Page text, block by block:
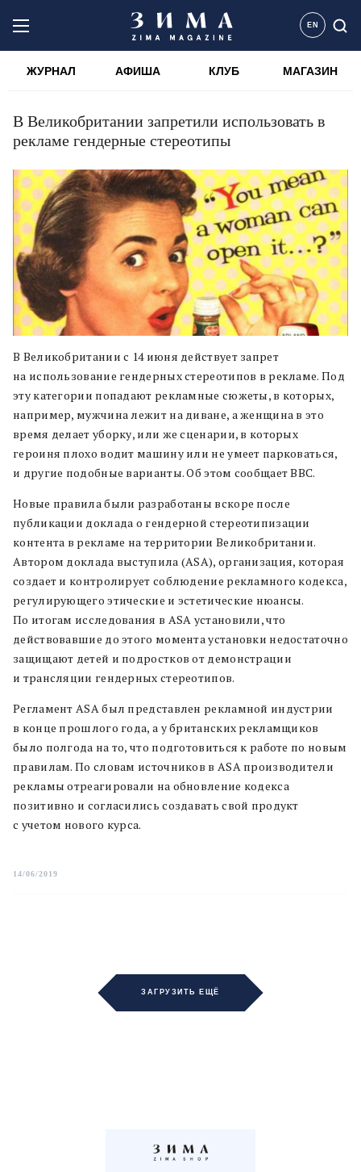
EN
ЖУРНАЛ АФИША КЛУБ МАГАЗИН
В Великобритании запретили использовать в
рекламе гендерные стереотипы
В Великобритании с 14 июня действует запрет
на использование гендерных стереотипов в рекламе. Под
эту категории попадают рекламные сюжеты, в которых,
например, мужчина лежит на диване, а женщина в это
время делает уборку, или же сценарии, в которых
героиня плохо водит машину или не умеет парковаться,
и другие подобные варианты. Об этом сообщает BBC.
Новые правила были разработаны вскоре после
публикации доклада о гендерной стереотипизации
контента в рекламе на территории Великобритании.
Автором доклада выступила (ASA), организация, которая
создает и контролирует соблюдение рекламного кодекса,
регулирующего этические и эстетические нюансы.
По итогам исследования в ASA установили, что
действовавшие до этого момента установки недостаточно
защищают детей и подростков от демонстрации
и трансляции гендерных стереотипов.
Регламент ASA был представлен рекламной индустрии
в конце прошлого года, а у британских рекламщиков
было полгода на то, что подготовиться к работе по новым
правилам. По словам источников в ASA производители
рекламы отреагировали на обновление кодекса
позитивно и согласились создавать свой продукт
с учетом нового курса.
14/06/2019
ЗАГРУЗИТЬ ЕЩЁ